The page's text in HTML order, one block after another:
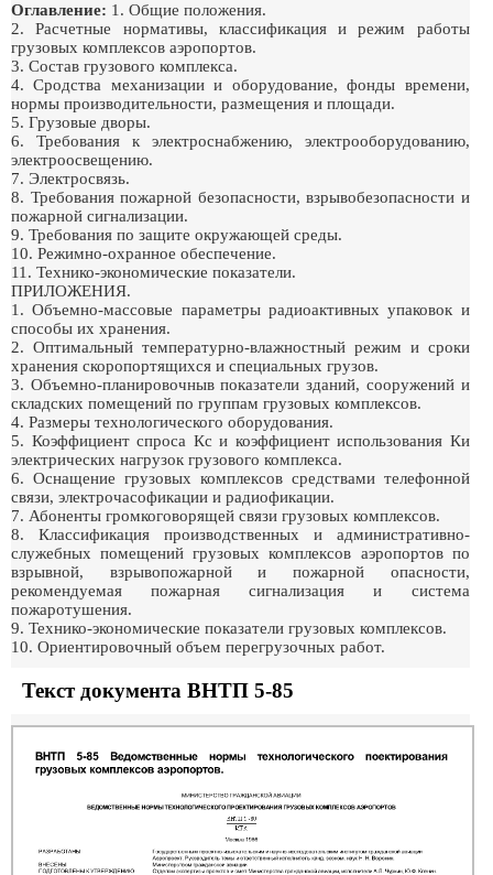
Оглавление: 1. Общие положения.
2. Расчетные нормативы, классификация и режим работы
грузовых комплексов аэропортов.
3. Состав грузового комплекса.
4. Сродства механизации и оборудование, фонды времени,
нормы производительности, размещения и площади.
5. Грузовые дворы.
6. Требования к электроснабжению, электрооборудованию,
электроосвещению.
7. Электросвязь.
8. Требования пожарной безопасности, взрывобезопасности и
пожарной сигнализации.
9. Требования по защите окружающей среды.
10. Режимно-охранное обеспечение.
11. Технико-экономические показатели.
ПРИЛОЖЕНИЯ.
1. Объемно-массовые параметры радиоактивных упаковок и
способы их хранения.
2. Оптимальный температурно-влажностный режим и сроки
хранения скоропортящихся и специальных грузов.
3. Объемно-планировочныв показатели зданий, сооружений и
складских помещений по группам грузовых комплексов.
4. Размеры технологического оборудования.
5. Коэффициент спроса Кс и коэффициент использования Ки
электрических нагрузок грузового комплекса.
6. Оснащение грузовых комплексов средствами телефонной
связи, электрочасофикации и радиофикации.
7. Абоненты громкоговорящей связи грузовых комплексов.
8. Классификация производственных и административно-
служебных помещений грузовых комплексов аэропортов по
взрывной, взрывопожарной и пожарной опасности,
рекомендуемая пожарная сигнализация и система
пожаротушения.
9. Технико-экономические показатели грузовых комплексов.
10. Ориентировочный объем перегрузочных работ.
Текст документа ВНТП 5-85